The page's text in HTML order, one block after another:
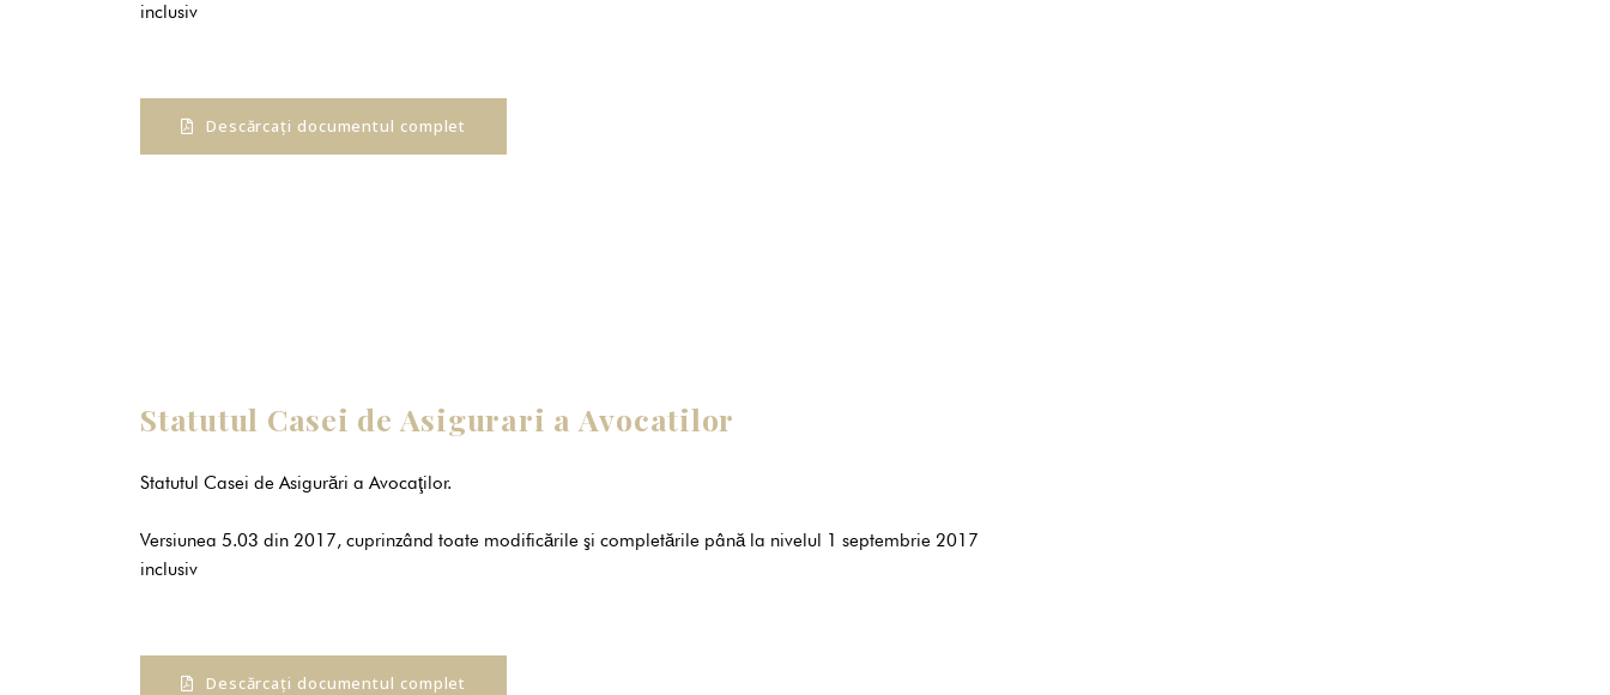
inclusiv
Descărcați documentul complet
Statutul Casei de Asigurari a Avocatilor
Statutul Casei de Asigurări a Avocaţilor.
Versiunea 5.03 din 2017, cuprinzând toate modificările şi completările până la nivelul 1 septembrie 2017
inclusiv
Descărcați documentul complet